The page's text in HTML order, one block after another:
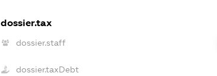
dossier.tax
dossier.staff
dossier.taxDebt